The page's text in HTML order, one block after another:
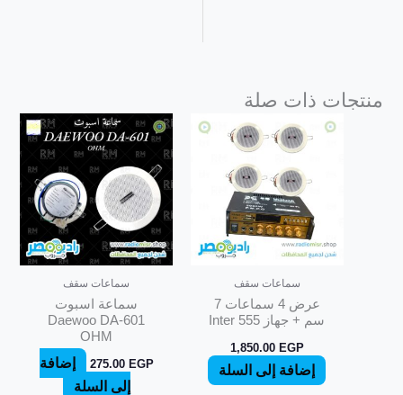
منتجات ذات صلة
سماعات سقف
عرض 4 سماعات 7
سم + جهاز Inter 555
1,850.00 EGP
إضافة إلى السلة
سماعات سقف
سماعة اسبوت
Daewoo DA-601
OHM
275.00 EGP
إضافة
إلى السلة